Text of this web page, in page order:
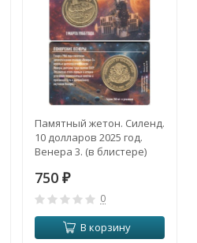
Памятный жетон. Силенд.
10 долларов 2025 год.
Венера 3. (в блистере)
750 ₽
0
В корзину